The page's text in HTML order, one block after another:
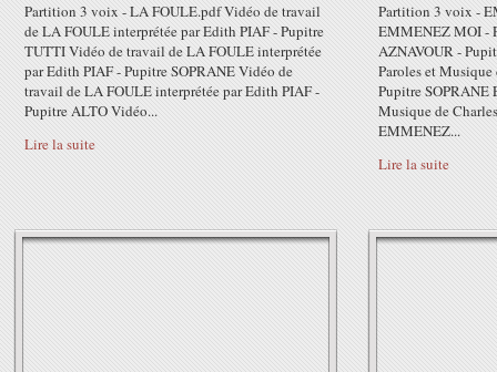
Partition 3 voix - LA FOULE.pdf Vidéo de travail
de LA FOULE interprétée par Edith PIAF - Pupitre
TUTTI Vidéo de travail de LA FOULE interprétée
par Edith PIAF - Pupitre SOPRANE Vidéo de
travail de LA FOULE interprétée par Edith PIAF -
Pupitre ALTO Vidéo...
Lire la suite
Partition 3 voix -
EMMENEZ MOI -
AZNAVOUR -
Paroles et
Pupitre SOPRANE
Musique de
EMMENEZ...
Lire la suite